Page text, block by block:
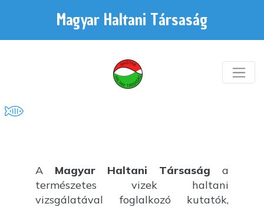
Magyar Haltani Társaság
A Magyar Haltani Társaság a
természetes vizek haltani
vizsgálatával foglalkozó kutatók,